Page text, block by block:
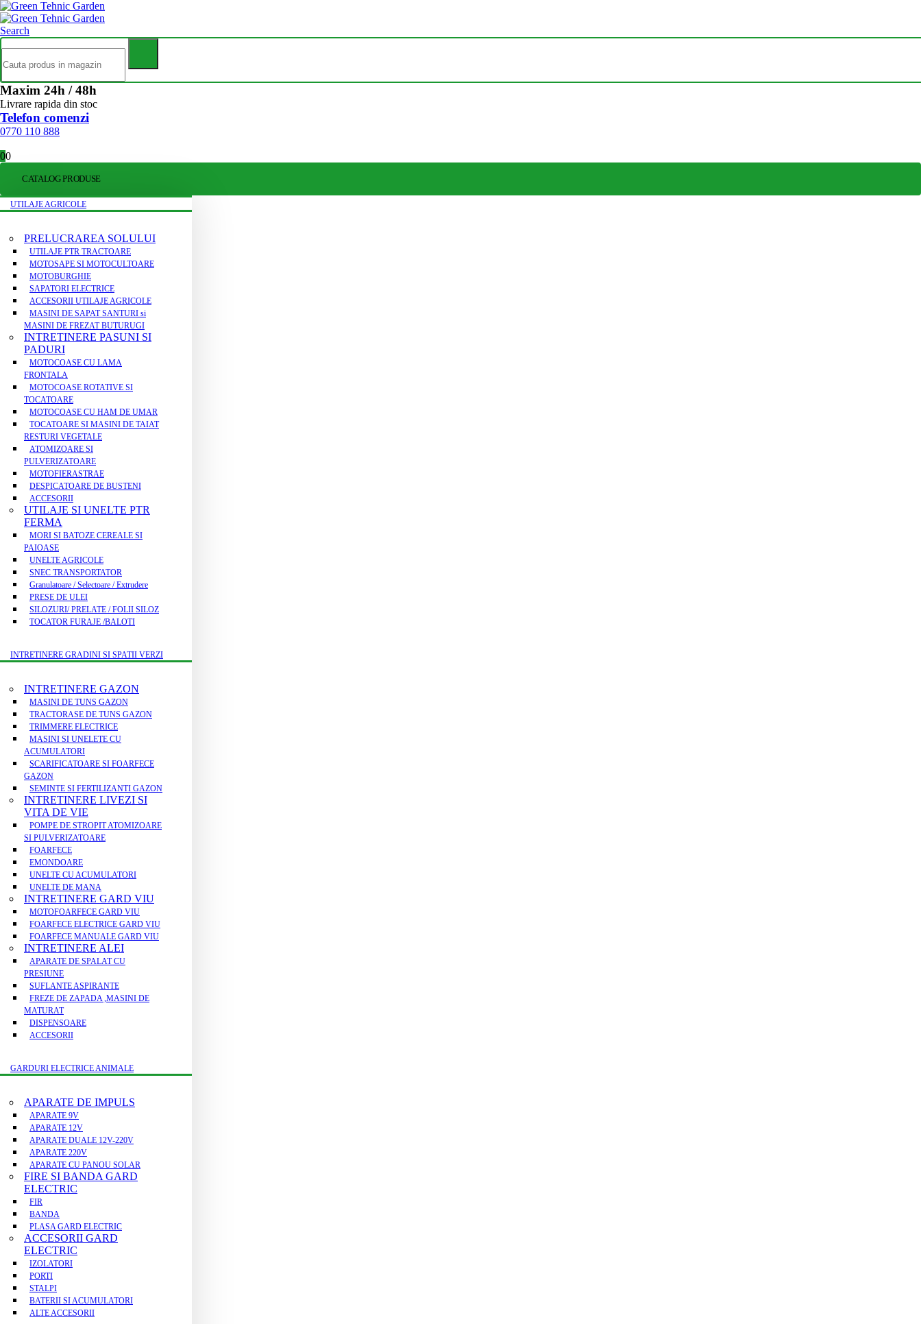
Search
Maxim 24h / 48h
Livrare rapida din stoc
Telefon comenzi
0770 110 888
00
CATALOG PRODUSE
UTILAJE AGRICOLE
PRELUCRAREA SOLULUI
UTILAJE PTR TRACTOARE
MOTOSAPE SI MOTOCULTOARE
MOTOBURGHIE
SAPATORI ELECTRICE
ACCESORII UTILAJE AGRICOLE
MASINI DE SAPAT SANTURI si
MASINI DE FREZAT BUTURUGI
INTRETINERE PASUNI SI
PADURI
MOTOCOASE CU LAMA
FRONTALA
MOTOCOASE ROTATIVE SI
TOCATOARE
MOTOCOASE CU HAM DE UMAR
TOCATOARE SI MASINI DE TAIAT
RESTURI VEGETALE
ATOMIZOARE SI
PULVERIZATOARE
MOTOFIERASTRAE
DESPICATOARE DE BUSTENI
ACCESORII
UTILAJE SI UNELTE PTR
FERMA
MORI SI BATOZE CEREALE SI
PAIOASE
UNELTE AGRICOLE
SNEC TRANSPORTATOR
Granulatoare / Selectoare / Extrudere
PRESE DE ULEI
SILOZURI/ PRELATE / FOLII SILOZ
TOCATOR FURAJE /BALOTI
INTRETINERE GRADINI SI SPATII VERZI
INTRETINERE GAZON
MASINI DE TUNS GAZON
TRACTORASE DE TUNS GAZON
TRIMMERE ELECTRICE
MASINI SI UNELETE CU
ACUMULATORI
SCARIFICATOARE SI FOARFECE
GAZON
SEMINTE SI FERTILIZANTI GAZON
INTRETINERE LIVEZI SI
VITA DE VIE
POMPE DE STROPIT ATOMIZOARE
SI PULVERIZATOARE
FOARFECE
EMONDOARE
UNELTE CU ACUMULATORI
UNELTE DE MANA
INTRETINERE GARD VIU
MOTOFOARFECE GARD VIU
FOARFECE ELECTRICE GARD VIU
FOARFECE MANUALE GARD VIU
INTRETINERE ALEI
APARATE DE SPALAT CU
PRESIUNE
SUFLANTE ASPIRANTE
FREZE DE ZAPADA ,MASINI DE
MATURAT
DISPENSOARE
ACCESORII
GARDURI ELECTRICE ANIMALE
APARATE DE IMPULS
APARATE 9V
APARATE 12V
APARATE DUALE 12V-220V
APARATE 220V
APARATE CU PANOU SOLAR
FIRE SI BANDA GARD
ELECTRIC
FIR
BANDA
PLASA GARD ELECTRIC
ACCESORII GARD
ELECTRIC
IZOLATORI
PORTI
STALPI
BATERII SI ACUMULATORI
ALTE ACCESORII